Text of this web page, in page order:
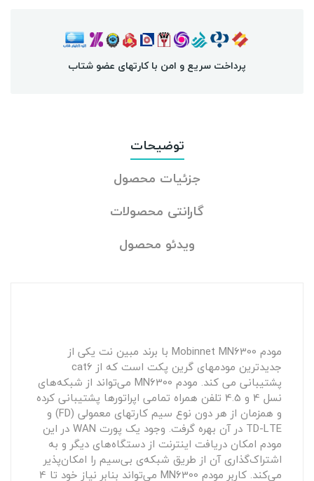
پرداخت سریع و امن با کارتهای عضو شتاب
توضیحات
جزئیات محصول
گارانتی محصولات
ویدئو محصول
مودم Mobinnet MN6300 با برند مبین نت یکی از
جدیدترین مودمهای گرین پکت است که از cat6
پشتیبانی می کند. مودم MN6300 می‌تواند از شبکه‌های
نسل 4 و 4.5 تلفن همراه تمامی اپراتورها پشتیبانی کرده
و همزمان از هر دون نوع سیم کارتهای معمولی (FD) و
TD-LTE در آن بهره گرفت. وجود یک پورت WAN در این
مودم امکان دریافت اینترنت از دستگاه‌های دیگر و به
اشتراک‌گذاری آن از طریق شبکه‌ی بی‌سیم را امکان‌پذیر
می‌کند. کاربر مودم MN6300 می‌تواند بنا‌بر نیاز خود تا 4